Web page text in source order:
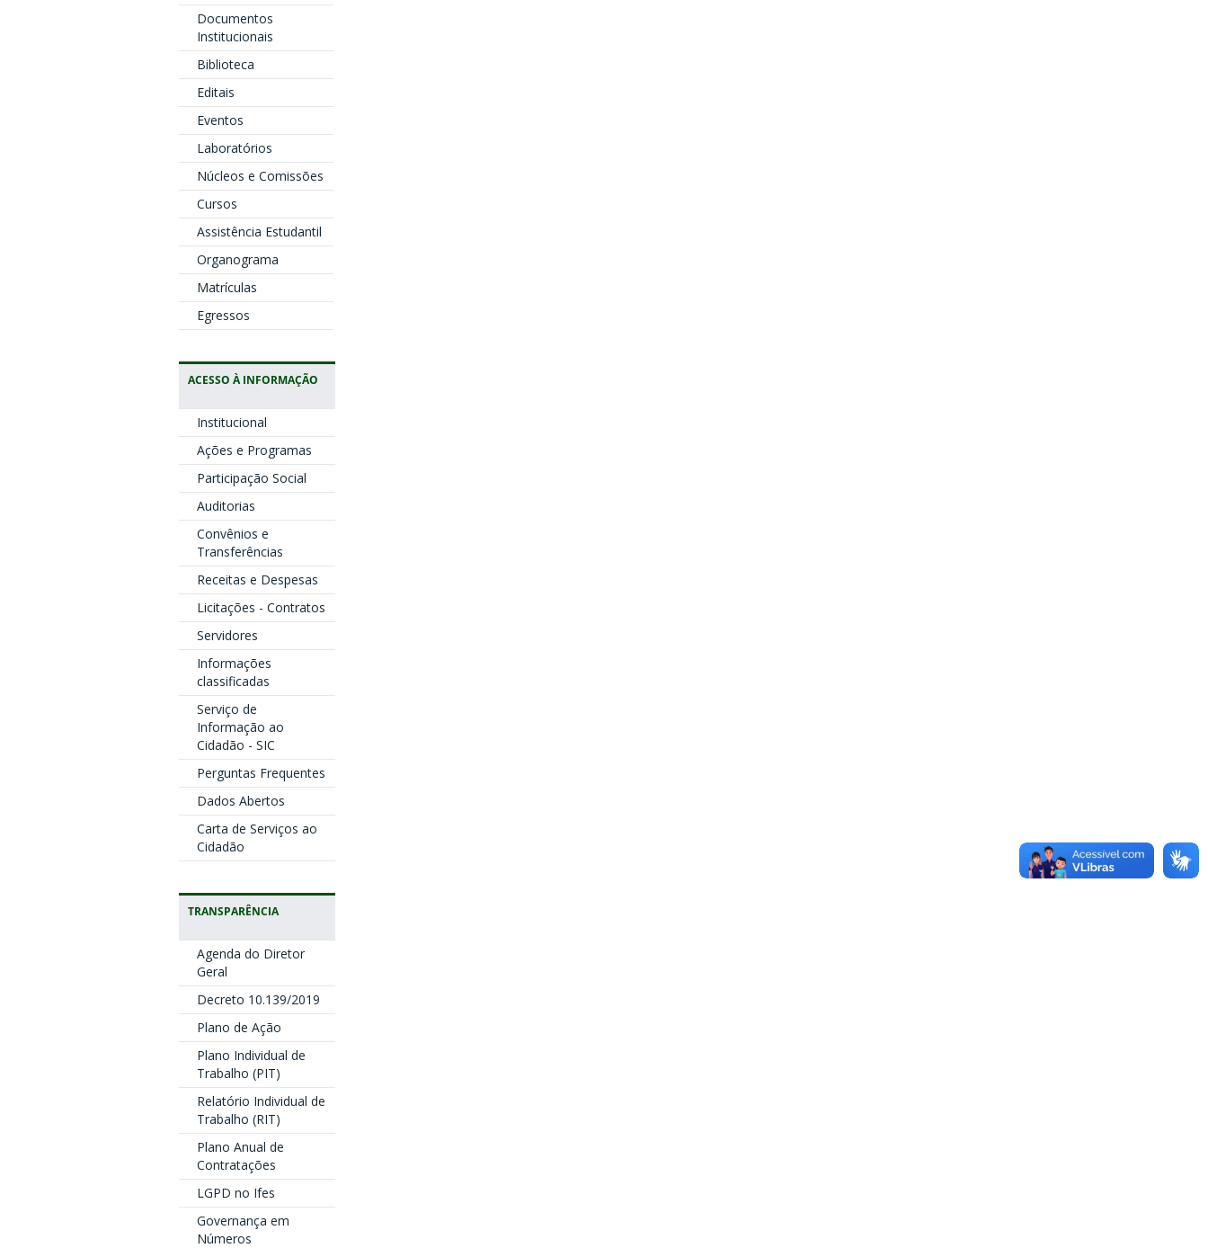
Documentos
Institucionais
Biblioteca
Editais
Eventos
Laboratórios
Núcleos e Comissões
Cursos
Assistência Estudantil
Organograma
Matrículas
Egressos
ACESSO À INFORMAÇÃO
Institucional
Ações e Programas
Participação Social
Auditorias
Convênios e
Transferências
Receitas e Despesas
Licitações - Contratos
Servidores
Informações
classificadas
Serviço de
Informação ao
Cidadão - SIC
Perguntas Frequentes
Dados Abertos
Carta de Serviços ao
Cidadão
TRANSPARÊNCIA
Agenda do Diretor
Geral
Decreto 10.139/2019
Plano de Ação
Plano Individual de
Trabalho (PIT)
Relatório Individual de
Trabalho (RIT)
Plano Anual de
Contratações
LGPD no Ifes
Governança em
Números